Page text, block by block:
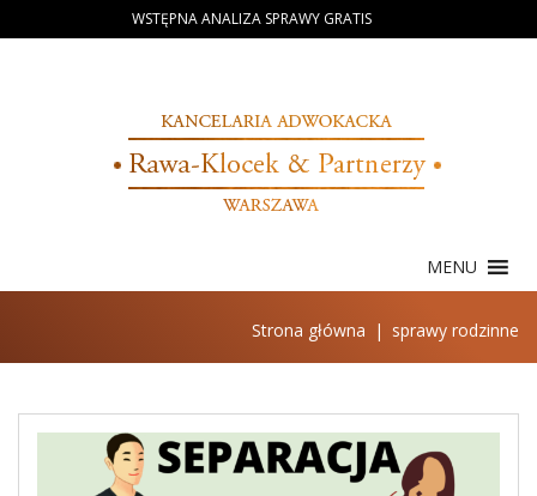
to
WSTĘPNA ANALIZA SPRAWY GRATIS
MENU
Strona główna | sprawy rodzinne
Tag:
rodzinne